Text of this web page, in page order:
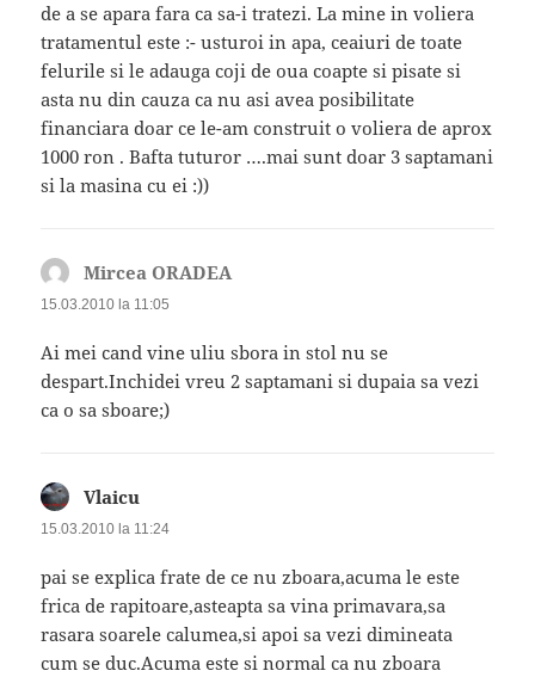
de a se apara fara ca sa-i tratezi. La mine in voliera
tratamentul este :- usturoi in apa, ceaiuri de toate
felurile si le adauga coji de oua coapte si pisate si
asta nu din cauza ca nu asi avea posibilitate
financiara doar ce le-am construit o voliera de aprox
1000 ron . Bafta tuturor ….mai sunt doar 3 saptamani
si la masina cu ei :))
Mircea ORADEAspune:
15.03.2010 la 11:05
Ai mei cand vine uliu sbora in stol nu se
despart.Inchidei vreu 2 saptamani si dupaia sa vezi
ca o sa sboare;)
Vlaicu
15.03.2010 la 11:24
pai se explica frate de ce nu zboara,acuma le este
frica de rapitoare,asteapta sa vina primavara,sa
rasara soarele calumea,si apoi sa vezi dimineata
cum se duc.Acuma este si normal ca nu zboara